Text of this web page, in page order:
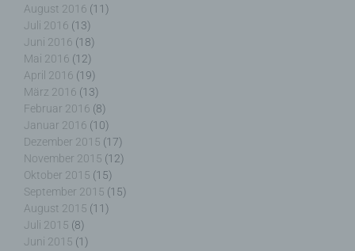
August 2016 (11)
Juli 2016 (13)
Juni 2016 (18)
Mai 2016 (12)
April 2016 (19)
März 2016 (13)
Februar 2016 (8)
Januar 2016 (10)
Dezember 2015 (17)
November 2015 (12)
Oktober 2015 (15)
September 2015 (15)
August 2015 (11)
Juli 2015 (8)
Juni 2015 (1)
Erfassung von allgemeinen Daten und
Informationen
Die Internetseite erfasst mit jedem Aufruf der
Internetseite durch eine betroffene Person oder ein
automatisiertes System eine Reihe von
allgemeinen Daten und Informationen. Diese
allgemeinen Daten und Informationen werden in
den Logfiles des Servers gespeichert. Erfasst
werden können die (1) verwendeten Browsertypen
und Versionen, (2) das vom zugreifenden System
verwendete Betriebssystem, (3) die Internetseite,
von welcher ein zugreifendes System auf unsere
Internetseite gelangt (sogenannte Referrer), (4) die
Unterwebseiten, welche über ein zugreifendes